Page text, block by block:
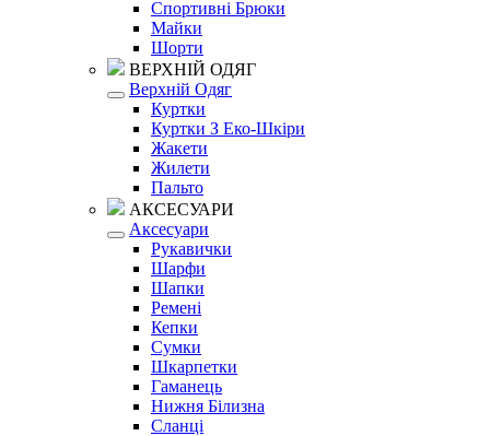
Спортивні Брюки
Майки
Шорти
ВЕРХНІЙ ОДЯГ
Верхній Одяг
Куртки
Куртки З Еко-Шкіри
Жакети
Жилети
Пальто
АКСЕСУАРИ
Аксесуари
Рукавички
Шарфи
Шапки
Ремені
Кепки
Сумки
Шкарпетки
Гаманець
Нижня Білизна
Сланці